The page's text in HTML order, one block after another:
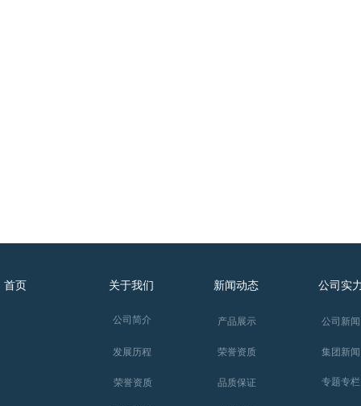
产品展示
荣誉资质
品质保证
公司新闻
集团新闻
专题专栏
首页 关于我们 新闻动态 公司实
发展历程
荣誉资质
公司简介